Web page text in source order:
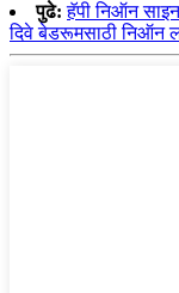
पुढे: हॅपी निऑन
दिवे बेडरूमसाठी निऑन